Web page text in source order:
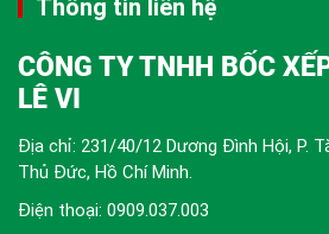
Thông tin liên hệ
CÔNG TY TNHH BỐC
LÊ VI
Địa chỉ: 231/40/12 Dương Đình Hội, P.
Thủ Đức, Hồ Chí Minh.
Điện thoại: 0909.037.003